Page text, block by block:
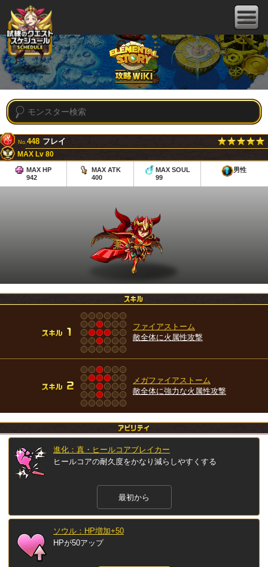
No.448 フレイ
MAX Lv 80
MAX HP
942
MAX ATK
400
MAX SOUL
99
男性
ファイアストーム
敵全体に火属性攻撃
メガファイアストーム
敵全体に強力な火属性攻撃
進化：真・ヒールコアブレイカー
ヒールコアの耐久度をかなり減らしやすくする
最初から
ソウル：HP増加+50
HPが50アップ